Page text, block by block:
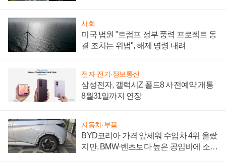
사회
미국 법원 "트럼프 정부 풍력 프로젝트 동
결 조치는 위법", 해제 명령 내려
전자·전기·정보통신
삼성전자, 갤럭시Z 폴드8 사전예약 개통
8월31일까지 연장
자동차·부품
BYD코리아 가격 앞세워 수입차 4위 올랐
지만, BMW·벤츠보다 높은 공임비에 소비